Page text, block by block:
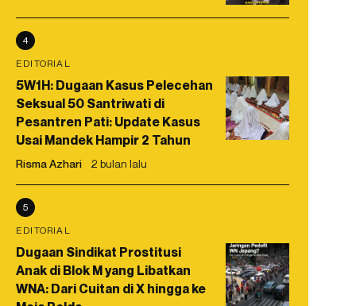
4
EDITORIAL
5W1H: Dugaan Kasus Pelecehan
Seksual 50 Santriwati di
Pesantren Pati: Update Kasus
Usai Mandek Hampir 2 Tahun
Risma Azhari 2 bulan lalu
5
EDITORIAL
Dugaan Sindikat Prostitusi
Anak di Blok M yang Libatkan
WNA: Dari Cuitan di X hingga ke